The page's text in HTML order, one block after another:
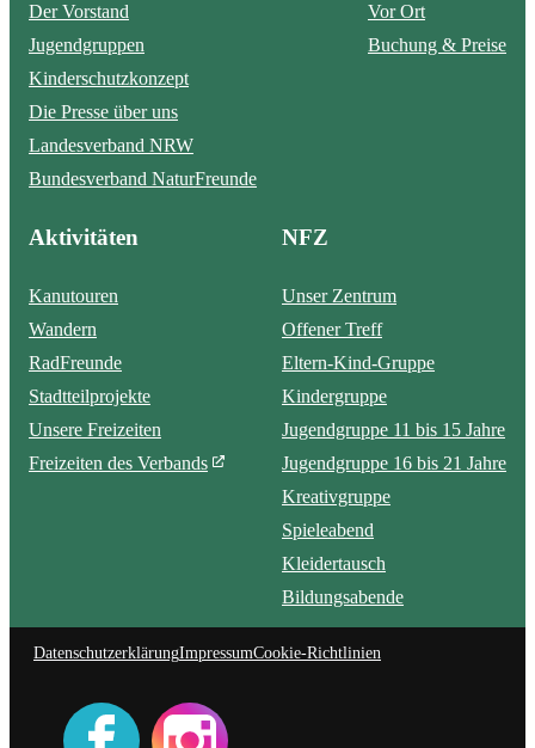
Der Vorstand
Jugendgruppen
Kinderschutzkonzept
Die Presse über uns
Landesverband NRW
Bundesverband NaturFreunde
Vor Ort
Buchung & Preise
Aktivitäten
Kanutouren
Wandern
RadFreunde
Stadtteilprojekte
Unsere Freizeiten
Freizeiten des Verbands
NFZ
Unser Zentrum
Offener Treff
Eltern-Kind-Gruppe
Kindergruppe
Jugendgruppe 11 bis 15 Jahre
Jugendgruppe 16 bis 21 Jahre
Kreativgruppe
Spieleabend
Kleidertausch
Bildungsabende
DatenschutzerklärungImpressumCookie-Richtlinien